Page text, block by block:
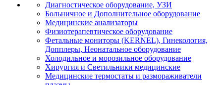
Диагностическое оборудование, УЗИ
Больничное и Дополнительное оборудование
Медицинские анализаторы
Физиотерапевтическое оборудование
Фетальные мониторы (KERNEL), Гинекология,
Допплеры, Неонатальное оборудование
Холодильное и морозильное оборудование
Хирургия и Светильники медицинские
Медицинские термостаты и размораживатели